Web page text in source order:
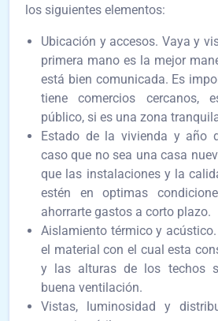
los siguientes elementos:
Ubicación y accesos. Vaya y
primera mano es la mejor
está bien comunicada. Es
tiene comercios cercanos,
público, si es una zona
Estado de la vivienda y año
caso que no sea una casa
que las instalaciones y la
estén en optimas
ahorrarte gastos a corto plazo.
Aislamiento térmico y
el material con el cual esta
y las alturas de los techos
buena ventilación.
Vistas, luminosidad y